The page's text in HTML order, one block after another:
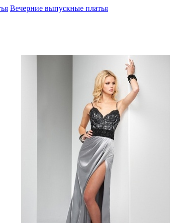
Вечерние выпускные платья